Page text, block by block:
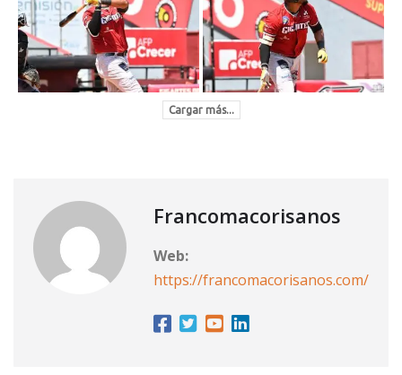
Cargar más...
Francomacorisanos
Web:
https://francomacorisanos.com/